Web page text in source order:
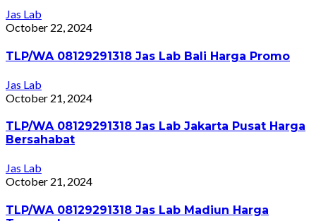
Jas Lab
October 22, 2024
TLP/WA 08129291318 Jas Lab Bali Harga Promo
Jas Lab
October 21, 2024
TLP/WA 08129291318 Jas Lab Jakarta Pusat Harga
Bersahabat
Jas Lab
October 21, 2024
TLP/WA 08129291318 Jas Lab Madiun Harga